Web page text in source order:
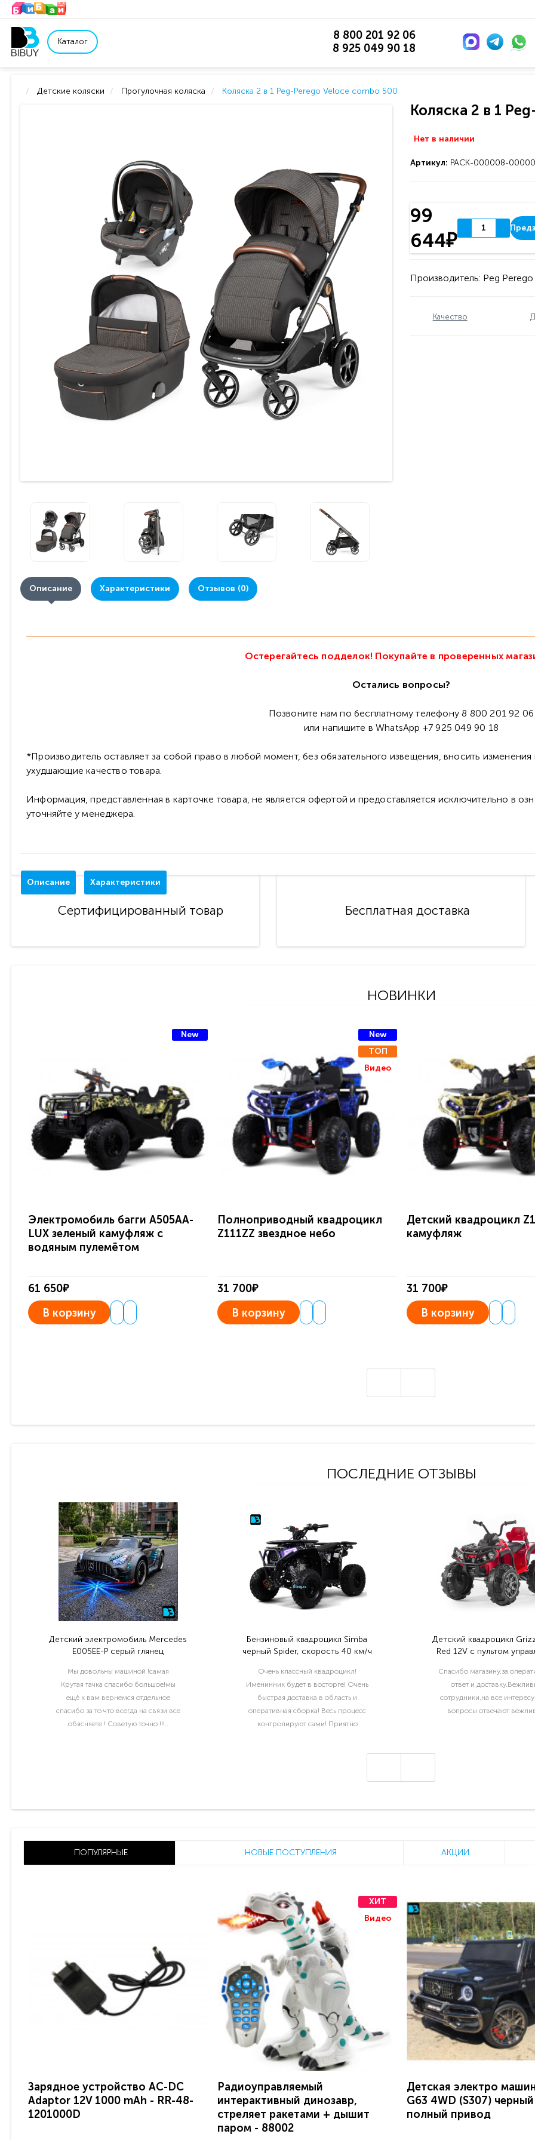
Каталог
8 800 201 92 06
8 925 049 90 18
Детские коляски Прогулочная коляска Коляска 2 в 1 Peg-Perego Veloce combo 500
Коляска 2 в 1
Нет в наличии
Артикул: PACK-000008-
99
644₽
Производитель: Peg Perego
Качество
Описание Характеристики Отзывов (0)
Остерегайтесь подделок! Покупайте в проверенных
Остались вопросы?
Позвоните нам по бесплатному телефону 8 800 201 92 06
или напишите в WhatsApp +7 925 049 90 18
*Производитель оставляет за собой право в любой момент, без обязательного извещения, вносить
ухудшающие качество товара.
Информация, представленная в карточке товара, не является офертой и предоставляется исключительно в
уточняйте у менеджера.
Описание Характеристики
Сертифицированный товар Бесплатная доставка
НОВИНКИ
New
Электромобиль багги A505AA-
LUX зеленый камуфляж с
водяным пулемётом
61 650₽
В корзину
New
ТОП
Видео
Полноприводный квадроцикл
Z111ZZ звездное небо
31 700₽
В корзину
Детский квадроцикл
камуфляж
31 700₽
В корзину
ПОСЛЕДНИЕ ОТЗЫВЫ
Детский электромобиль Mercedes
E005EE-P серый глянец
Мы довольны машиной !самая
Крутая тачка спасибо большое!мы
ещё к вам вернемся отдельное
спасибо за то что всегда на связи все
обясняете ! Советую точно !!!..
Бензиновый квадроцикл Simba
черный Spider, скорость 40 км/ч
Очень классный квадроцикл!
Именинник будет в восторге! Очень
быстрая доставка в область и
оперативная сборка! Весь процесс
контролируют сами! Приятно
Детский квадроцикл
Red 12V с пультом
Спасибо магазину,за
ответ и
сотрудники,на все
вопросы отвечают
ПОПУЛЯРНЫЕ НОВЫЕ ПОСТУПЛЕНИЯ АКЦИИ
Зарядное устройство AC-DC
Adaptor 12V 1000 mAh - RR-48-
1201000D
ХИТ
Видео
Радиоуправляемый
интерактивный динозавр,
стреляет ракетами + дышит
паром - 88002
Детская электро
G63 4WD (S307)
полный привод